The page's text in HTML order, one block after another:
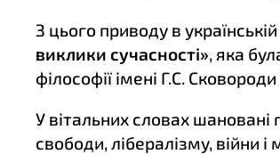
З цього приводу в
виклики сучасності», яка
філософії імені Г.С.
У вітальних словах шановані
свободи, лібералізму, війни